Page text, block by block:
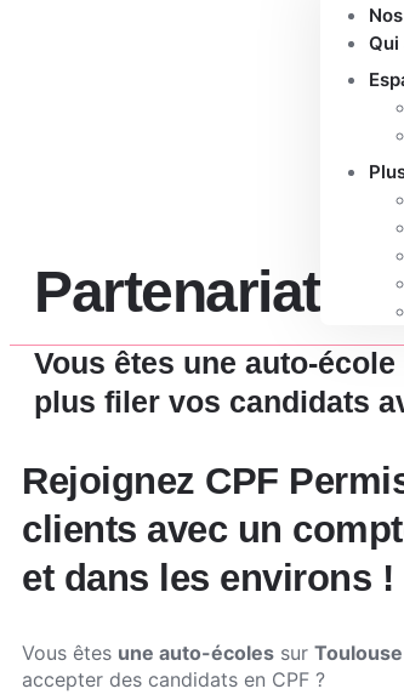
Qui
Partenariat
Vous êtes une auto-
plus filer vos candidats
Rejoignez CPF
clients avec un
et dans les environs !
Vous êtes une auto-écoles sur Toulouse
accepter des candidats en CPF ?